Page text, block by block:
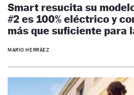
Smart resucita su
#2 es 100% eléctrico y
más que suficiente para
MARIO HERRÁEZ